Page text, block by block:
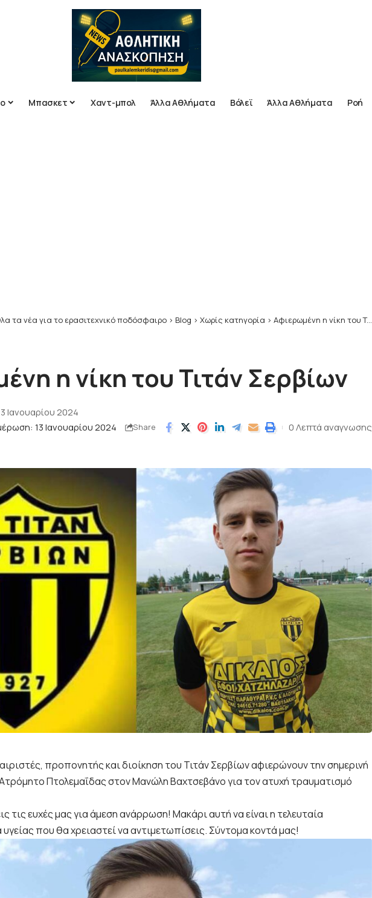
Μπασκετ Χαντ-μπολ Άλλα Αθλήματα Βόλεϊ Άλλα Αθλήματα Ροή
τα νέα για το ερασιτεχνικό ποδόσφαιρο > Blog > Χωρίς κατηγορία > Αφιερωμένη η νίκη του Τιτάν Σερβίων
η νίκη του Τιτάν Σερβίων
13 Ιανουαρίου 2024
Ιανουαρίου 2024
Share 0 Λεπτά αναγνωσης
προπονητής και διοίκηση του Τιτάν Σερβίων αφιερώνουν την σημερινή
Ατρόμητο Πτολεμαΐδας στον Μανώλη Βαχτσεβάνο για τον ατυχή τραυματισμό
τις ευχές μας για άμεση ανάρρωση! Μακάρι αυτή να είναι η τελευταία
υγείας που θα χρειαστεί να αντιμετωπίσεις. Σύντομα κοντά μας!